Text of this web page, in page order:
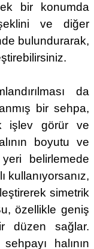
bir konumda
ve diğer
bulundurarak,
da
bir sehpa,
işlev görür ve
boyutu ve
belirlemede
kullanıyorsanız,
simetrik
özellikle geniş
düzen sağlar.
halının